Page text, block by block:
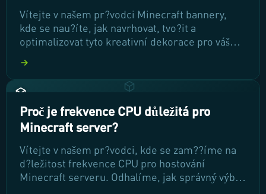
Vítejte v našem pr?vodci Minecraft bannery,
kde se nau?íte, jak navrhovat, tvo?it a
optimalizovat tyto kreativní dekorace pro váš
vytvo?it unikátní erb nebo posílit zna?ku svého
serveru, tento návod vám poskytne všechny
pot?ebné informace. P?ipravte se na
objevování nekone?ných možností, které
bannery nabízejí!
Proč je frekvence CPU důležitá pro
Minecraft server?
Vítejte v našem pr?vodci, kde se zam??íme na
d?ležitost frekvence CPU pro hostování
Minecraft serveru. Odhalíme, jak správný výb?r